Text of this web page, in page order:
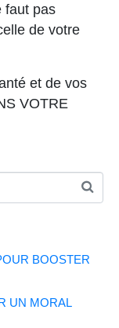
faut pas
de votre
et de vos
VOTRE
BOOSTER
UN MORAL